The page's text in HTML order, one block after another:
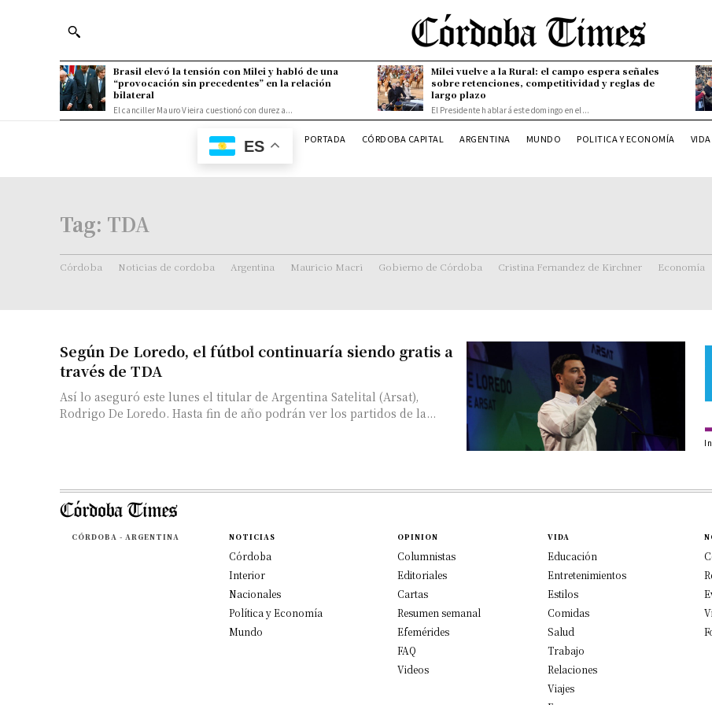
Brasil elevó la tensión con Milei y habló de una
“provocación sin precedentes” en la relación
bilateral
El canciller Mauro Vieira cuestionó con dureza...
Milei vuelve a la Rural: el campo espera señales
sobre retenciones, competitividad y reglas de
largo plazo
El Presidente hablará este domingo en el...
ES PORTADA CÓRDOBA CAPITAL ARGENTINA MUNDO POLITICA Y ECONOMÍA VIDA
Tag: TDA
Córdoba Noticias de cordoba Argentina Mauricio Macri Gobierno de Córdoba Cristina Fernandez de Kirchner Economía
Según De Loredo, el fútbol continuaría siendo gratis a
través de TDA
Así lo aseguró este lunes el titular de Argentina Satelital (Arsat),
Rodrigo De Loredo. Hasta fin de año podrán ver los partidos de la...
CÓRDOBA - ARGENTINA NOTICIAS
Córdoba
Interior
Nacionales
Política y Economía
Mundo
OPINION
Columnistas
Editoriales
Cartas
Resumen semanal
Efemérides
FAQ
Videos
VIDA
Educación
Entretenimientos
Estilos
Comidas
Salud
Trabajo
Relaciones
Viajes